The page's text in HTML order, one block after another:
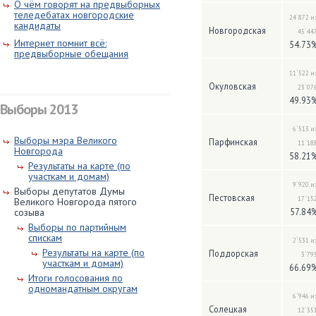
О чём говорят на предвыборных
теледебатах новгородские
кандидаты
Интернет помнит всё:
предвыборные обещания
Выборы 2013
Выборы мэра Великого
Новгорода
Результаты на карте (по
участкам и домам)
Выборы депутатов Думы
Великого Новгорода пятого
созыва
Выборы по партийным
спискам
Результаты на карте (по
участкам и домам)
Итоги голосования по
одномандатным округам
Новгородская
24`872
Окуловская
11`522
Парфинская
6`513
Пестовская
9`920
Поддорская
2`531
Солецкая
6`946